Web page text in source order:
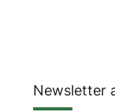
Newsletter